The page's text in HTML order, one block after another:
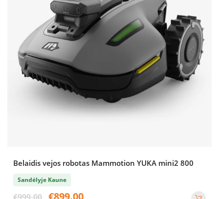
Belaidis vejos robotas Mammotion YUKA mini2 800
Sandėlyje Kaune
Original
Current